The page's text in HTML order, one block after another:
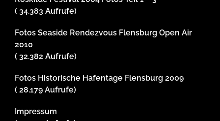
( 34.383 Aufrufe)
Fotos Seaside Rendezvous Flensburg Open Air
2010
( 32.382 Aufrufe)
Fotos Historische Hafentage Flensburg 2009
( 28.179 Aufrufe)
Impressum